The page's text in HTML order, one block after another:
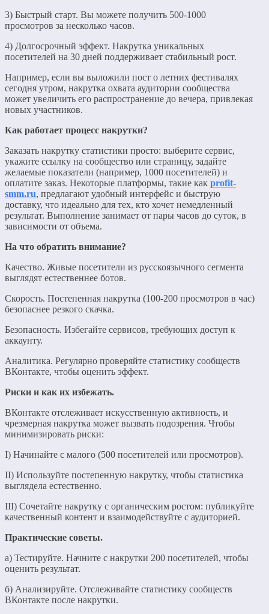
3) Быстрый старт. Вы можете получить 500-1000
просмотров за несколько часов.
4) Долгосрочный эффект. Накрутка уникальных
посетителей на 30 дней поддерживает стабильный рост.
Например, если вы выложили пост о летних фестивалях
сегодня утром, накрутка охвата аудитории сообщества
может увеличить его распространение до вечера, привлекая
новых участников.
Как работает процесс накрутки?
Заказать накрутку статистики просто: выберите сервис,
укажите ссылку на сообщество или страницу, задайте
желаемые показатели (например, 1000 посетителей) и
оплатите заказ. Некоторые платформы, такие как profit-
smm.ru, предлагают удобный интерфейс и быструю
доставку, что идеально для тех, кто хочет немедленный
результат. Выполнение занимает от пары часов до суток, в
зависимости от объема.
На что обратить внимание?
Качество. Живые посетители из русскоязычного сегмента
выглядят естественнее ботов.
Скорость. Постепенная накрутка (100-200 просмотров в час)
безопаснее резкого скачка.
Безопасность. Избегайте сервисов, требующих доступ к
аккаунту.
Аналитика. Регулярно проверяйте статистику сообществ
ВКонтакте, чтобы оценить эффект.
Риски и как их избежать.
ВКонтакте отслеживает искусственную активность, и
чрезмерная накрутка может вызвать подозрения. Чтобы
минимизировать риски:
I) Начинайте с малого (500 посетителей или просмотров).
II) Используйте постепенную накрутку, чтобы статистика
выглядела естественно.
III) Сочетайте накрутку с органическим ростом: публикуйте
качественный контент и взаимодействуйте с аудиторией.
Практические советы.
а) Тестируйте. Начните с накрутки 200 посетителей, чтобы
оценить результат.
б) Анализируйте. Отслеживайте статистику сообществ
ВКонтакте после накрутки.